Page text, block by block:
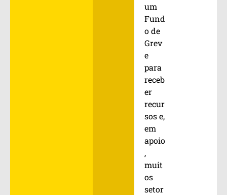
um
Fund
o de
Grev
e
para
receb
er
recur
sos e,
em
apoio
,
muit
os
setor